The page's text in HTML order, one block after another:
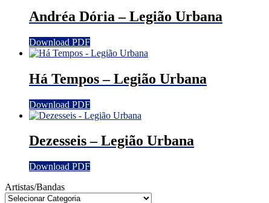
Andréa Dória – Legião Urbana
Download PDF
Há Tempos – Legião Urbana
Download PDF
Dezesseis – Legião Urbana
Download PDF
Artistas/Bandas